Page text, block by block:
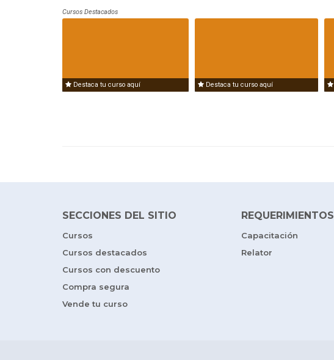
Cursos Destacados
Destaca tu curso aquí Destaca tu curso aquí
SECCIONES DEL SITIO
Cursos
Cursos destacados
Cursos con descuento
Compra segura
Vende tu curso
REQUERIMIENTOS
Capacitación
Relator